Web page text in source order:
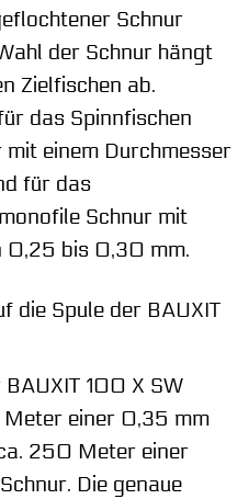
Schnur
der Schnur hängt
Zielfischen ab.
das Spinnfischen
einem Durchmesser
für das
Schnur mit
0,25 bis 0,30 mm.
die Spule der BAUXIT
100 X SW
einer 0,35 mm
250 Meter einer
Die genaue